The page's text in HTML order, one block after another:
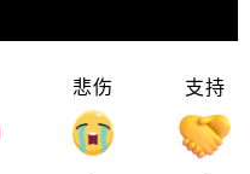
悲伤 支持